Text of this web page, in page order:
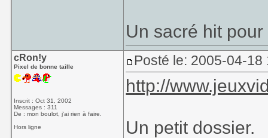
Un sacré hit
cRon!y
Pixel de bonne taille
Inscrit : Oct 31, 2002
Messages : 311
De : mon boulot, j'ai rien à faire.
Hors ligne
Posté le: 2005-04-18
http://
Un petit dossier.